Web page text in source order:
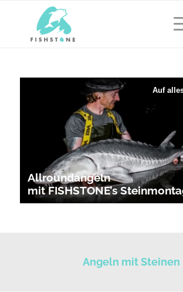
Allroundangeln
mit FISHSTONE’s
Auf
Angeln mit Steinen